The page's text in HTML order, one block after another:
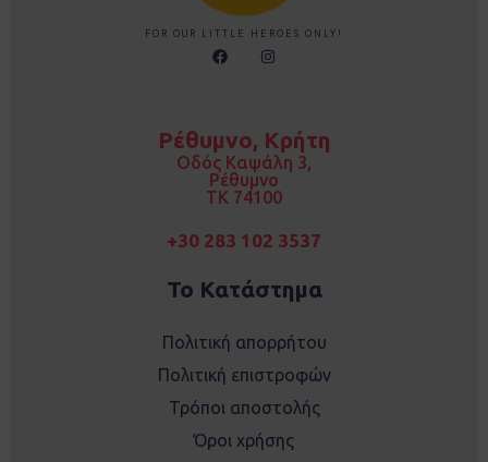
FOR OUR LITTLE HEROES ONLY!
F
a
o
I
n
r
a
m
Ρέθυμνο, Κρήτη
Οδός Καψάλη 3,
Ρέθυμνο
TK 74100
+30 283 102 3537
Το Κατάστημα
Πολιτική απορρήτου
Πολιτική επιστροφών
Τρόποι αποστολής
Όροι χρήσης